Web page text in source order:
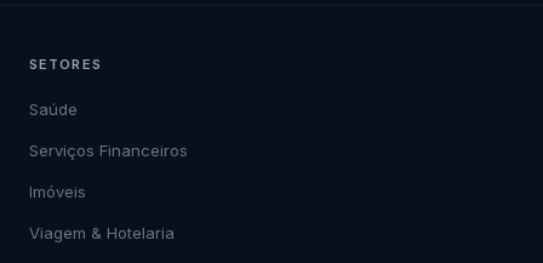
SETORES
Saúde
Serviços Financeiros
Imóveis
Viagem & Hotelaria